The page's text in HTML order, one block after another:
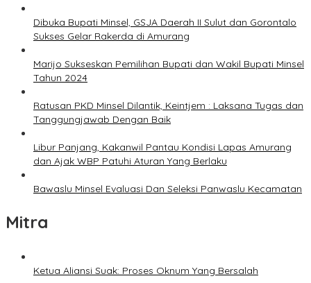
Dibuka Bupati Minsel, GSJA Daerah II Sulut dan Gorontalo
Sukses Gelar Rakerda di Amurang
Marijo Sukseskan Pemilihan Bupati dan Wakil Bupati Minsel
Tahun 2024
Ratusan PKD Minsel Dilantik, Keintjem : Laksana Tugas dan
Tanggungjawab Dengan Baik
Libur Panjang, Kakanwil Pantau Kondisi Lapas Amurang
dan Ajak WBP Patuhi Aturan Yang Berlaku
Bawaslu Minsel Evaluasi Dan Seleksi Panwaslu Kecamatan
Mitra
Ketua Aliansi Suak: Proses Oknum Yang Bersalah